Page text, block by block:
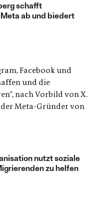
schafft
ab und biedert
Facebook und
und die
nach Vorbild von X.
Meta-Gründer von
nutzt soziale
zu helfen